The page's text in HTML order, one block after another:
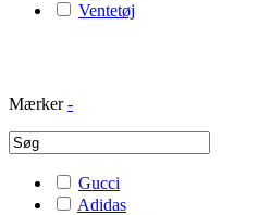
Ventetøj
Mærker -
Gucci
Adidas